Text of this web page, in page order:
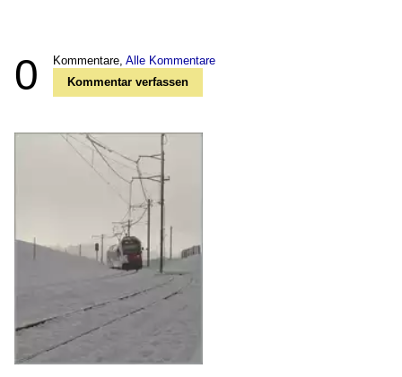
0 Kommentare, Alle Kommentare
Kommentar verfassen